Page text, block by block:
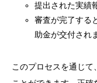
提出された実績
審査が完了する
助金が交付され
このプロセスを通じて